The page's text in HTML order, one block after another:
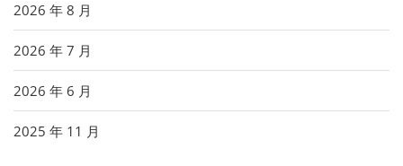
2026 年 8 月
2026 年 7 月
2026 年 6 月
2025 年 11 月